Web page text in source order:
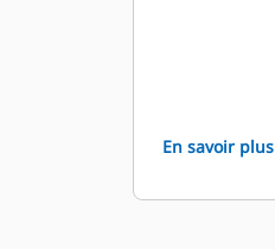
En savoir plus